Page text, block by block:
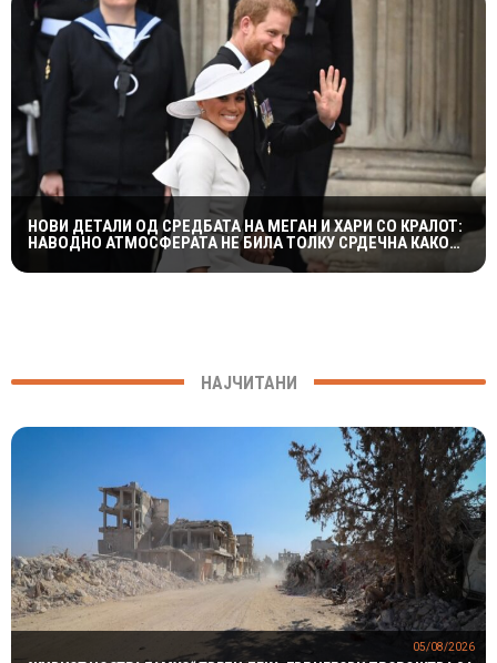
НОВИ ДЕТАЛИ ОД СРЕДБАТА НА МЕГАН И ХАРИ СО КРАЛОТ:
НАВОДНО АТМОСФЕРАТА НЕ БИЛА ТОЛКУ СРДЕЧНА КАКО
ШТО СЕ ОЧЕКУВАШЕ
НАЈЧИТАНИ
05/08/2026